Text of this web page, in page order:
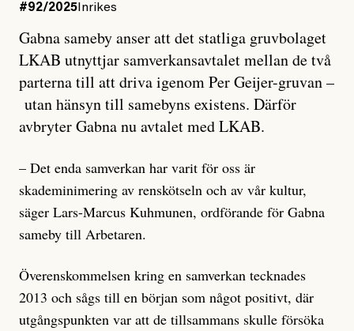
#92/2025 Inrikes
Gabna sameby anser att det statliga gruvbolaget
LKAB utnyttjar samverkansavtalet mellan de två
parterna till att driva igenom Per Geijer-gruvan –
utan hänsyn till samebyns existens. Därför
avbryter Gabna nu avtalet med LKAB.
– Det enda samverkan har varit för oss är
skademinimering av renskötseln och av vår kultur,
säger Lars-Marcus Kuhmunen, ordförande för Gabna
sameby till Arbetaren.
Överenskommelsen kring en samverkan tecknades
2013 och sågs till en början som något positivt, där
utgångspunkten var att de tillsammans skulle försöka